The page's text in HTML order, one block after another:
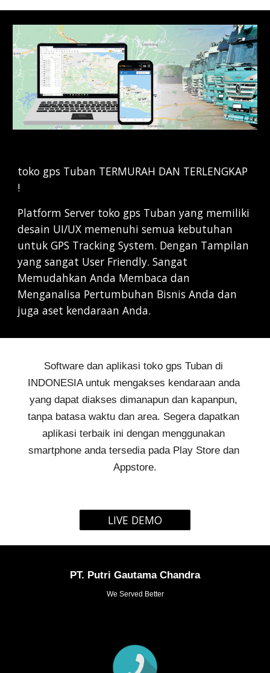
toko gps Tuban TERMURAH DAN TERLENGKAP
!
Platform Server toko gps Tuban yang memiliki
desain UI/UX memenuhi semua kebutuhan
untuk GPS Tracking System. Dengan Tampilan
yang sangat User Friendly. Sangat
Memudahkan Anda Membaca dan
Menganalisa Pertumbuhan Bisnis Anda dan
juga aset kendaraan Anda.
Software dan aplikasi toko gps Tuban di
INDONESIA untuk mengakses kendaraan anda
yang dapat diakses dimanapun dan kapanpun,
tanpa batasa waktu dan area. Segera dapatkan
aplikasi terbaik ini dengan menggunakan
smartphone anda tersedia pada Play Store dan
Appstore.
LIVE DEMO
PT. Putri Gautama Chandra
We Served Better